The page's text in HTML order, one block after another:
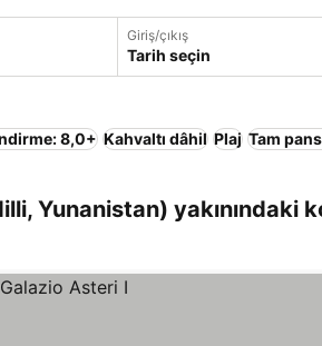
Giriş/çıkış
Tarih seçin
8,0+ Kahvaltı dâhil Plaj Tam
Yunanistan) yakınındaki